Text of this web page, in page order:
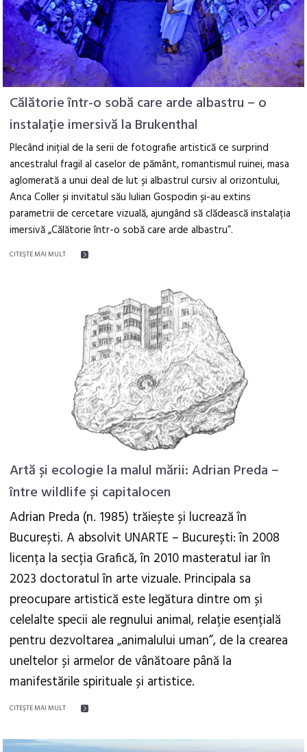
Călătorie într-o sobă care arde albastru – o
instalație imersivă la Brukenthal
Plecând inițial de la serii de fotografie artistică ce surprind
ancestralul fragil al caselor de pământ, romantismul ruinei, masa
aglomerată a unui deal de lut și albastrul cursiv al orizontului,
Anca Coller și invitatul său Iulian Gospodin și-au extins
parametrii de cercetare vizuală, ajungând să clădească instalația
imersivă „Călătorie într-o sobă care arde albastru”.
CITEŞTE MAI MULT
Artă și ecologie la malul mării: Adrian Preda –
între wildlife și capitalocen
Adrian Preda (n. 1985) trăiește și lucrează în
București. A absolvit UNARTE – București: în 2008
licența la secția Grafică, în 2010 masteratul iar în
2023 doctoratul în arte vizuale. Principala sa
preocupare artistică este legătura dintre om și
celelalte specii ale regnului animal, relație esențială
pentru dezvoltarea „animalului uman”, de la crearea
uneltelor și armelor de vânătoare până la
manifestările spirituale și artistice.
CITEŞTE MAI MULT